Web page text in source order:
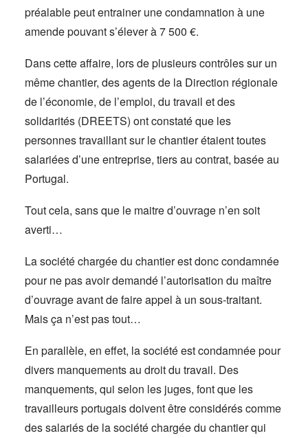
préalable peut entrainer une condamnation à une
amende pouvant s’élever à 7 500 €.
Dans cette affaire, lors de plusieurs contrôles sur un
même chantier, des agents de la Direction régionale
de l’économie, de l’emploi, du travail et des
solidarités (DREETS) ont constaté que les
personnes travaillant sur le chantier étaient toutes
salariées d’une entreprise, tiers au contrat, basée au
Portugal.
Tout cela, sans que le maitre d’ouvrage n’en soit
averti…
La société chargée du chantier est donc condamnée
pour ne pas avoir demandé l’autorisation du maître
d’ouvrage avant de faire appel à un sous-traitant.
Mais ça n’est pas tout…
En parallèle, en effet, la société est condamnée pour
divers manquements au droit du travail. Des
manquements, qui selon les juges, font que les
travailleurs portugais doivent être considérés comme
des salariés de la société chargée du chantier qui